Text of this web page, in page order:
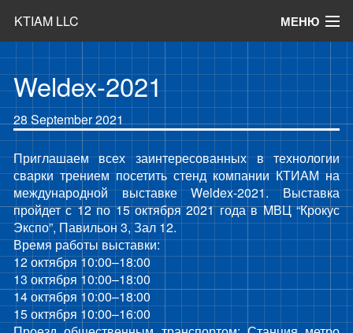
KTIAM LLC МЕНЮ
Products
News
Articles
Contact
Weldex-2021
28 September 2021
Приглашаем всех заинтересованных в технологии
сварки трением посетить стенд компании КТИАМ на
международной выставке Weldex-2021. Выставка
пройдет с 12 по 15 октября 2021 года в MВЦ “Крокус
Экспо”, Павильон 3, Зал 12.
Время работы выставки:
12 октября 10:00–18:00
13 октября 10:00–18:00
14 октября 10:00–18:00
15 октября 10:00–16:00